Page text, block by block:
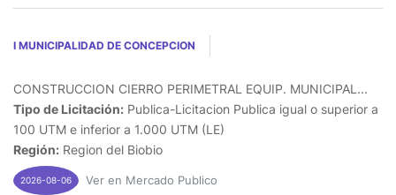
I MUNICIPALIDAD DE CONCEPCION
CONSTRUCCION CIERRO PERIMETRAL EQUIP. MUNICIPAL...
Tipo de Licitación: Publica-Licitacion Publica igual o superior a
100 UTM e inferior a 1.000 UTM (LE)
Región: Region del Biobio
2026-08-06 Ver en Mercado Publico